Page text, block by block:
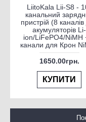
LiitoKala Lii-S8 -
канальний
пристрій (8
акумуляторів Li-
ion/LiFePO4/NiMH
канали для Крон
1650.00грн.
КУПИТИ